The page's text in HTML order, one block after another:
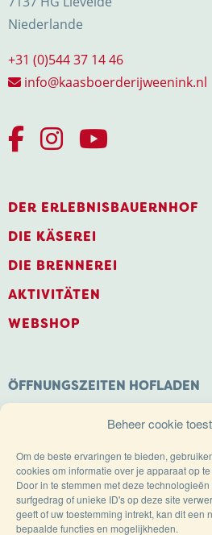
Beheer cookie
Om de beste ervaringen te bieden,
cookies om informatie over je apparaat op
Door in te stemmen met deze
surfgedrag of unieke ID's op deze site
geeft of uw toestemming intrekt, kan dit
bepaalde functies en mogelijkheden.
Niederlande
+31 (0)544 37 14 46
info@kaasboerderijweenink.nl
DER ERLEBNISBAUERNHOF
DIE KÄSEREI
DIE BRENNEREI
AKTIVITÄTEN
WEBSHOP
ÖFFNUNGSZEITEN HOFLADEN
Dienstag bis Samstag: 9.00 –
Sonntags geöffnet von: 11.00 –